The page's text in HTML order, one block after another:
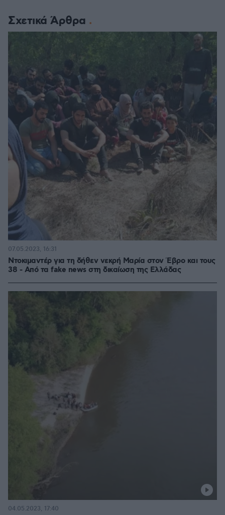
Σχετικά Άρθρα
Ντοκιμαντέρ για τη δήθεν νεκρή Μαρία στον Έβρο και τους
38 - Από τα fake news στη δικαίωση της Ελλάδας
07.05.2023, 16:31
04.05.2023, 17:40